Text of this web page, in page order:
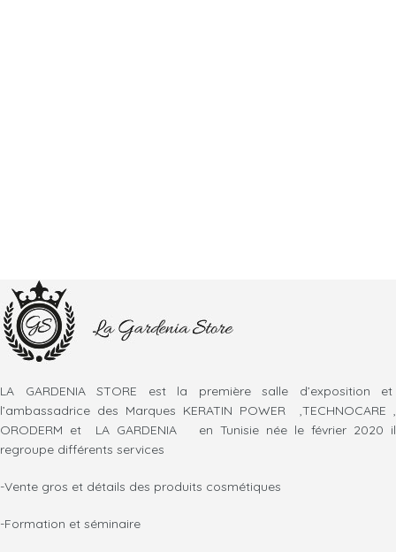
LA GARDENIA STORE est la première salle d’exposition et
l’ambassadrice des Marques KERATIN POWER ,TECHNOCARE ,
ORODERM et LA GARDENIA en Tunisie née le février 2020 il
regroupe différents services
-Vente gros et détails des produits cosmétiques
-Formation et séminaire